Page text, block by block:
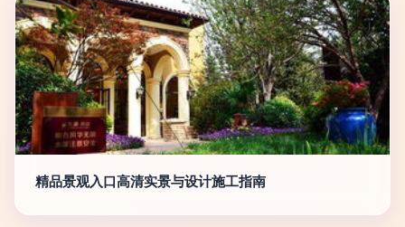
精品景观入口高清实景与设计施工指南